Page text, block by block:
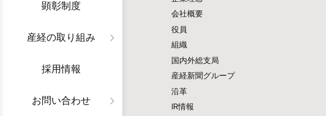
顕彰制度
産経の取り組み
採用情報
お問い合わせ
会社概要
役員
組織
国内外総支局
産経新聞グループ
沿革
IR情報